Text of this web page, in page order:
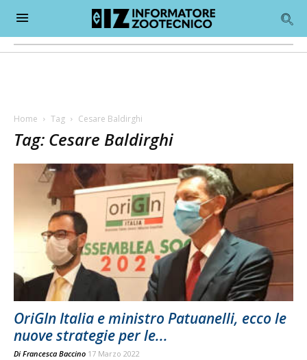
Home Tag Cesare Baldirghi
Tag: Cesare Baldirghi
OriGIn Italia e ministro Patuanelli, ecco le
nuove strategie per le...
Di Francesca Baccino 17 Marzo 2022